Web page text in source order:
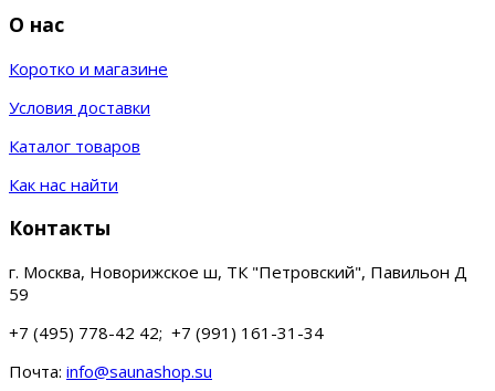
О нас
Коротко и магазине
Условия доставки
Каталог товаров
Как нас найти
Контакты
г. Москва, Новорижское ш, ТК "Петровский", Павильон Д
59
+7 (495) 778-42 42; +7 (991) 161-31-34
Почта: info@saunashop.su